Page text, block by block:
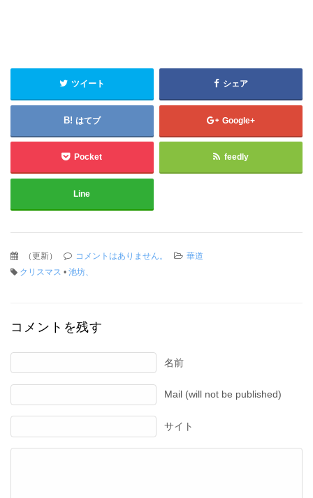
ツイート シェア
はてブ Google+
Pocket feedly
Line
（更新） コメントはありません。
華道
クリスマス • 池坊、
コメントを残す
名前
Mail (will not be published)
サイト